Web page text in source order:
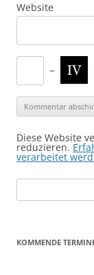
Website
−
Diese Website
reduzieren.
verarbeitet
nach:
KOMMENDE